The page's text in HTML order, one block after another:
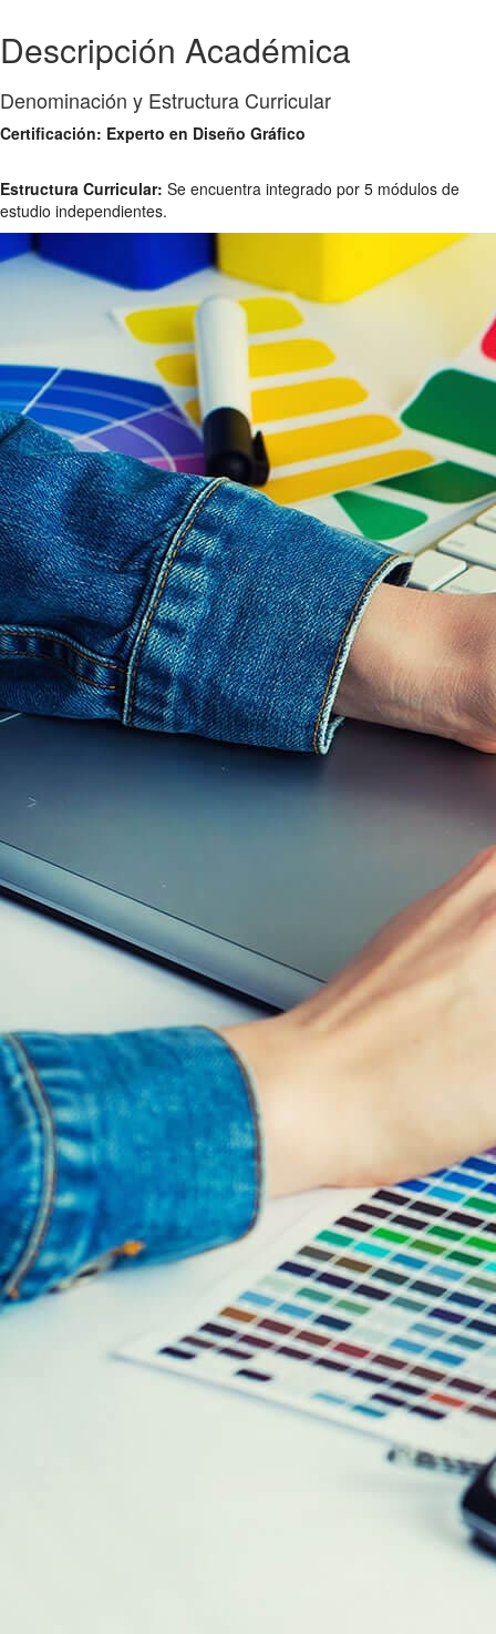
Descripción Académica
Denominación y Estructura Curricular
Certificación: Experto en Diseño Gráfico
Estructura Curricular: Se encuentra integrado por 5 módulos de
estudio independientes.